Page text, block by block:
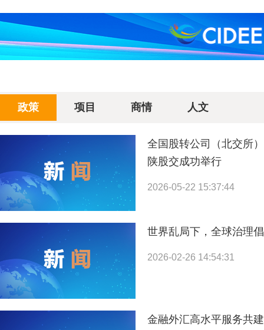
外交部：愿继续做实做强中国—中东欧国家合作机制
政策 项目 商情 人文
全国股转公司（北交所
陕股交成功举行
2026-05-22 15:37:44
世界乱局下，全球治理
2026-02-26 14:54:31
金融外汇高水平服务共建